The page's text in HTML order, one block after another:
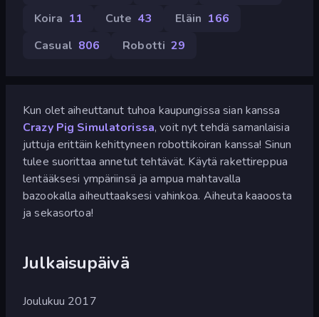
Koira 11 Cute 43 Eläin 166
Casual 806 Robotti 29
Kun olet aiheuttanut tuhoa kaupungissa sian kanssa
Crazy Pig Simulatorissa, voit nyt tehdä samanlaisia
juttuja erittäin kehittyneen robottikoiran kanssa! Sinun
tulee suorittaa annetut tehtävät. Käytä rakettireppua
lentääksesi ympäriinsä ja ampua mahtavalla
bazookalla aiheuttaaksesi vahinkoa. Aiheuta kaaoosta
ja sekasortoa!
Julkaisupäivä
Joulukuu 2017